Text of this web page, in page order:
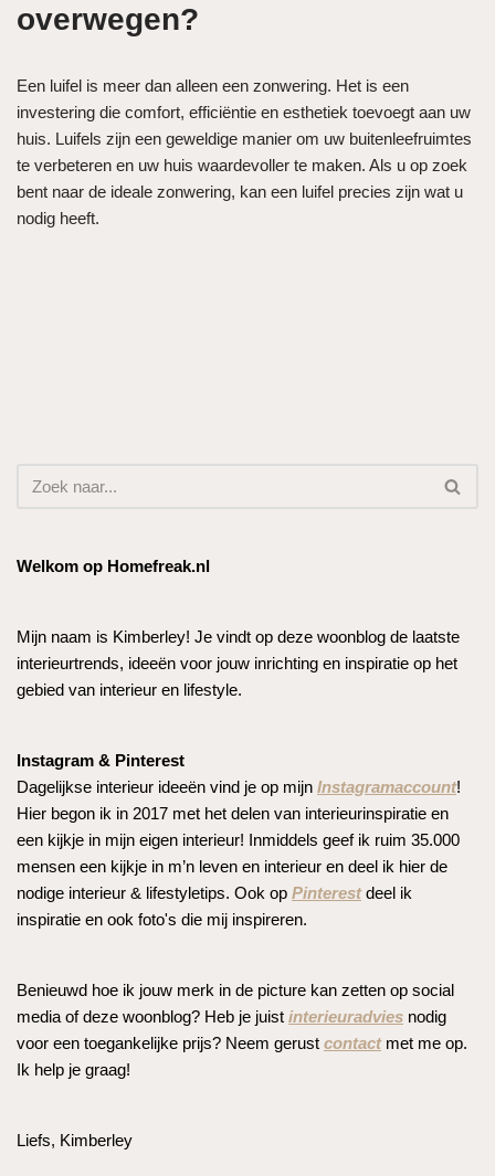
overwegen?
Een luifel is meer dan alleen een zonwering. Het is een
investering die comfort, efficiëntie en esthetiek toevoegt aan uw
huis. Luifels zijn een geweldige manier om uw buitenleefruimtes
te verbeteren en uw huis waardevoller te maken. Als u op zoek
bent naar de ideale zonwering, kan een luifel precies zijn wat u
nodig heeft.
Welkom op Homefreak.nl
Mijn naam is Kimberley! Je vindt op deze woonblog de laatste
interieurtrends, ideeën voor jouw inrichting en inspiratie op het
gebied van interieur en lifestyle.
Instagram & Pinterest
Dagelijkse interieur ideeën vind je op mijn Instagramaccount!
Hier begon ik in 2017 met het delen van interieurinspiratie en
een kijkje in mijn eigen interieur! Inmiddels geef ik ruim 35.000
mensen een kijkje in m’n leven en interieur en deel ik hier de
nodige interieur & lifestyletips. Ook op Pinterestdeel ik
inspiratie en ook foto's die mij inspireren.
Benieuwd hoe ik jouw merk in de picture kan zetten op social
media of deze woonblog? Heb je juist interieuradvies nodig
voor een toegankelijke prijs? Neem gerust contactmet me op.
Ik help je graag!
Liefs, Kimberley